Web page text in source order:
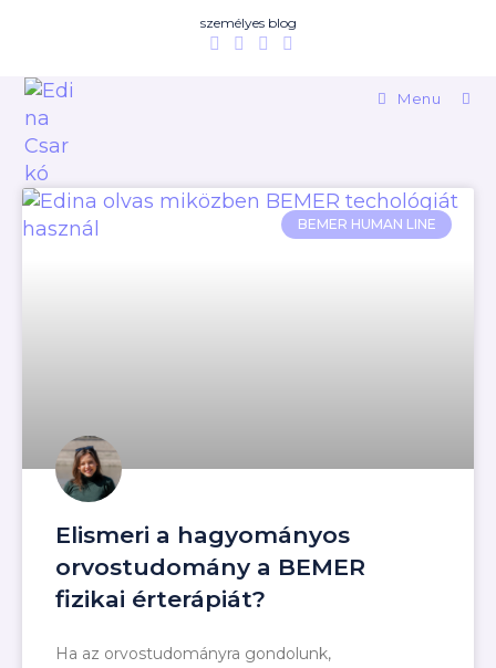
személyes blog
Menu
BEMER HUMAN LINE
Elismeri a hagyományos
orvostudomány a BEMER
fizikai érterápiát?
Ha az orvostudományra gondolunk,